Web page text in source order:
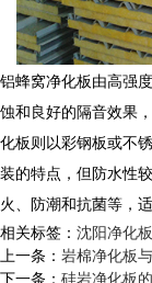
铝蜂窝净化板由高强
蚀和良好的隔音效果
化板则以彩钢板或不
装的特点，但防水性
火、防潮和抗菌等，
相关标签： 沈阳净化板
上一条： 岩棉净化板
下一条： 硅岩净化板